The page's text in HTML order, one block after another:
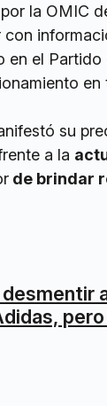
la OMIC
el Partido
en
su
a la
de brindar